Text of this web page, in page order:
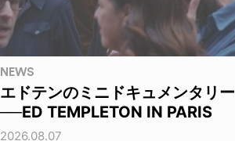
NEWS
エドテンのミニドキュメンタリー
──ED TEMPLETON IN PARIS
2026.08.07